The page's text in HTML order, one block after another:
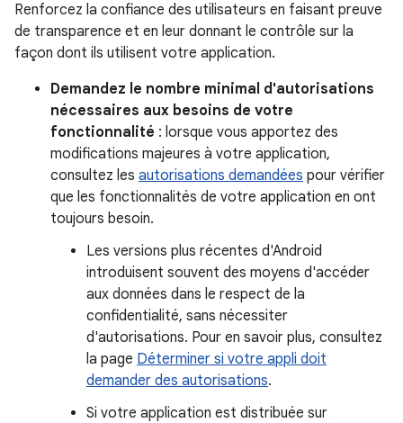
Renforcez la confiance des utilisateurs en faisant preuve
de transparence et en leur donnant le contrôle sur la
façon dont ils utilisent votre application.
Demandez le nombre minimal d'autorisations
nécessaires aux besoins de votre
fonctionnalité : lorsque vous apportez des
modifications majeures à votre application,
consultez les autorisations demandées pour vérifier
que les fonctionnalités de votre application en ont
toujours besoin.
Les versions plus récentes d'Android
introduisent souvent des moyens d'accéder
aux données dans le respect de la
confidentialité, sans nécessiter
d'autorisations. Pour en savoir plus, consultez
la page Déterminer si votre appli doit
demander des autorisations.
Si votre application est distribuée sur